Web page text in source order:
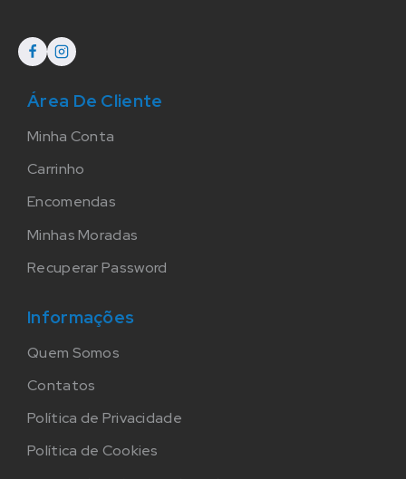
Área De Cliente
Minha Conta
Carrinho
Encomendas
Minhas Moradas
Recuperar Password
Informações
Quem Somos
Contatos
Política de Privacidade
Política de Cookies